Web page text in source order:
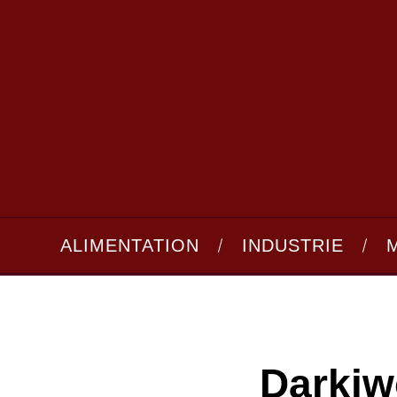
ALIMENTATION INDUSTRIE